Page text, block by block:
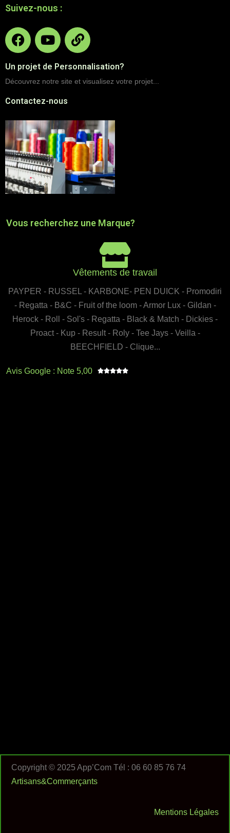
Suivez-nous :
Un projet de Personnalisation?
Découvrez notre site et visualisez votre projet...
Contactez-nous
Vous recherchez une Marque?
Vêtements de travail
PAYPER - RUSSEL - KARBONE- PEN DUICK - Promodiri
- Regatta - B&C - Fruit of the loom - Armor Lux - Gildan -
Herock - Roll - Sol's - Regatta - Black & Match - Dickies -
Proact - Kup - Result - Roly - Tee Jays - Veilla -
BEECHFIELD - Clique...
Avis Google : Note 5,00 
Copyright © 2025 App’Com Tél : 06 60 85 76 74
Artisans&Commerçants
Mentions Légales